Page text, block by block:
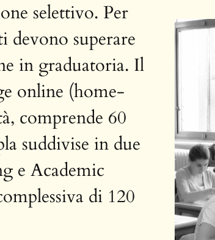
selettivo. Per
devono superare
in graduatoria. Il
online (home-
comprende 60
suddivise in due
e Academic
di 120